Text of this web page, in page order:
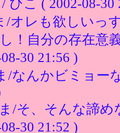
ひこ ( 2002-08-30
/オレも欲しいっ
！自分の存在意
30 21:56 )
/なんかビミョー
/そ、そんな諦め
30 21:52 )